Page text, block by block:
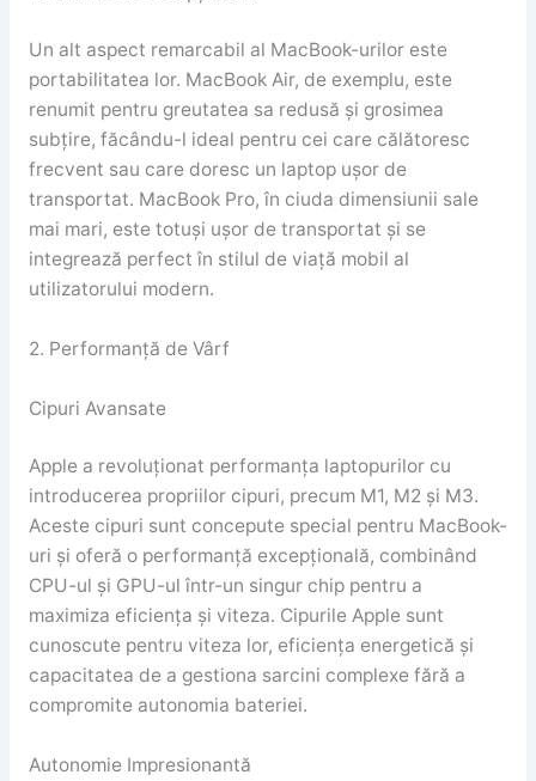
Un alt aspect remarcabil al MacBook-urilor este
portabilitatea lor. MacBook Air, de exemplu, este
renumit pentru greutatea sa redusă și grosimea
subțire, făcându-l ideal pentru cei care călătoresc
frecvent sau care doresc un laptop ușor de
transportat. MacBook Pro, în ciuda dimensiunii sale
mai mari, este totuși ușor de transportat și se
integrează perfect în stilul de viață mobil al
utilizatorului modern.
2. Performanță de Vârf
Cipuri Avansate
Apple a revoluționat performanța laptopurilor cu
introducerea propriilor cipuri, precum M1, M2 și M3.
Aceste cipuri sunt concepute special pentru MacBook-
uri și oferă o performanță excepțională, combinând
CPU-ul și GPU-ul într-un singur chip pentru a
maximiza eficiența și viteza. Cipurile Apple sunt
cunoscute pentru viteza lor, eficiența energetică și
capacitatea de a gestiona sarcini complexe fără a
compromite autonomia bateriei.
Autonomie Impresionantă